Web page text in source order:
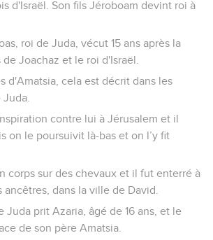
Gadi, monta de Thirtsa et vint à
mort Shallum, fils de Jabesh, dans
à sa place.
de Shallum et la conspiration qu'il a
dans les annales des rois d'Israël.
la ville de Thiphsach, tous ceux qui
son territoire jusqu’à Thirtsa ; il la
ne lui avait pas ouvert ses portes, et il
les femmes enceintes.
année du règne d'Azaria sur Juda,